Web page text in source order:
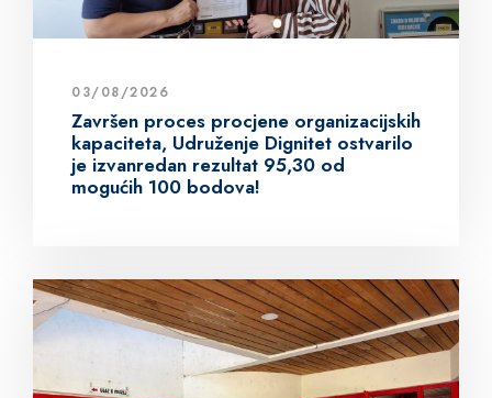
03/08/2026
Završen proces procjene organizacijskih
kapaciteta, Udruženje Dignitet ostvarilo
je izvanredan rezultat 95,30 od
mogućih 100 bodova!